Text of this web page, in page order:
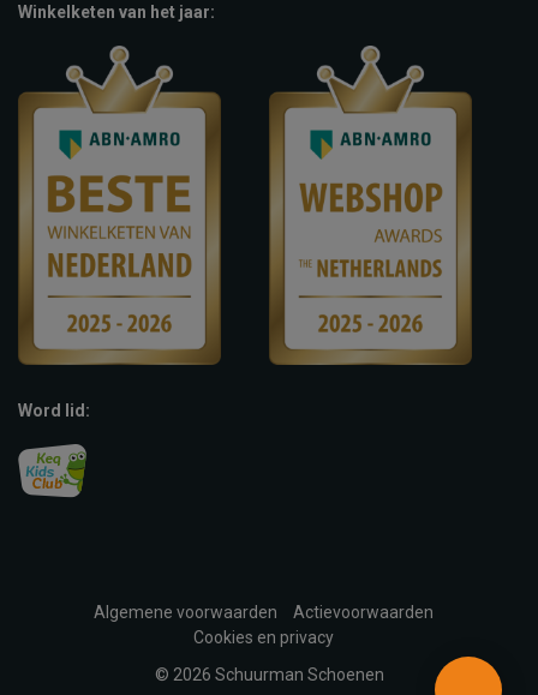
Winkelketen van het jaar:
Word lid:
Algemene voorwaarden
Actievoorwaarden
Cookies en privacy
© 2026 Schuurman Schoenen